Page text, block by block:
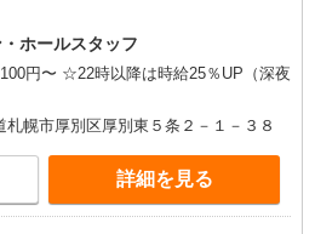
ホールスタッフ
円〜 ☆22時以降は時給25％UP（深夜
札幌市厚別区厚別東５条２－１－３８
詳細を見る